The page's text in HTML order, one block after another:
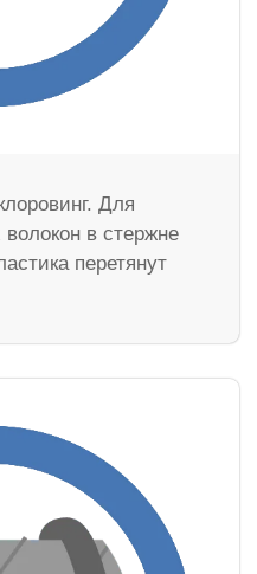
Для
в стержне
перетянут